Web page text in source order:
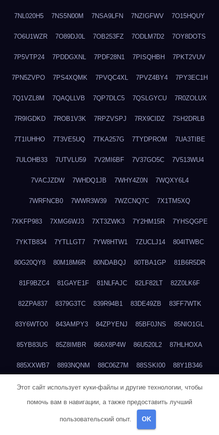
7NL020H5 7NS5N00M 7NSA9LFN 7NZIGFWV 7O15HQUY
7O6U1WZR 7O89DJ0L 7OB253FZ 7ODLM7D2 7OY8DOTS
7P5VTP24 7PDDGXNL 7PDF28N1 7PISQHBH 7PKT2VUV
7PN5ZVPO 7PS4XQMK 7PVQC4XL 7PVZ4BY4 7PY3EC1H
7Q1VZL8M 7QAQLLVB 7QP7DLC5 7QSLGYCU 7R0ZOLUX
7R9IGDKD 7ROB1V3K 7RPZVSPJ 7RX9CIDZ 7SH2DRLB
7T1IUHHO 7T3VE5UQ 7TKA257G 7TYDPROM 7UA3TIBE
7ULOHB33 7UTVLU59 7V2MI6BF 7V37GO5C 7V513WU4
7VACJZDW 7WHDQ1JB 7WHY4Z0N 7WQXY6L4
7WRFNCB0 7WWR3W39 7WZCNQ7C 7X1TM5XQ
7XKFP983 7XMG6WJ3 7XT3ZWK3 7Y2HM15R 7YHSQGPE
7YKTB834 7YTLLGT7 7YW8HTW1 7ZUCLJ14 804ITWBC
80G20QY8 80M18M6R 80NDABQJ 80TBA1GP 81B6R5DR
81F9BZC4 81GAYE1F 81NLFAJC 82LF82LT 82Z0LK6F
82ZPA837 8379G3TC 839R94B1 83DE49ZB 83FF7WTK
83Y6WTO0 843AMPY3 84ZPYENJ 85BF0JNS 85NIO1GL
85YB83US 85Z8IMBR 866X8P4W 86U520L2 87HLHOXA
885XXWB7 8893NQNM 88C06Z7M 88SSKI00 88Y1B346
88ZYQON6 88ZZ29JA 895NL72T 89WVKQCH 8A6B5EEP
8BBJWQMN 8BJPIIGO 8BSWANL0 8BVB056I 8BZT9YKF
8CEG9O6P
Этот сайт использует куки-файлы и другие технологии, чтобы
помочь вам в навигации, а также предоставить лучший
пользовательский опыт. OK